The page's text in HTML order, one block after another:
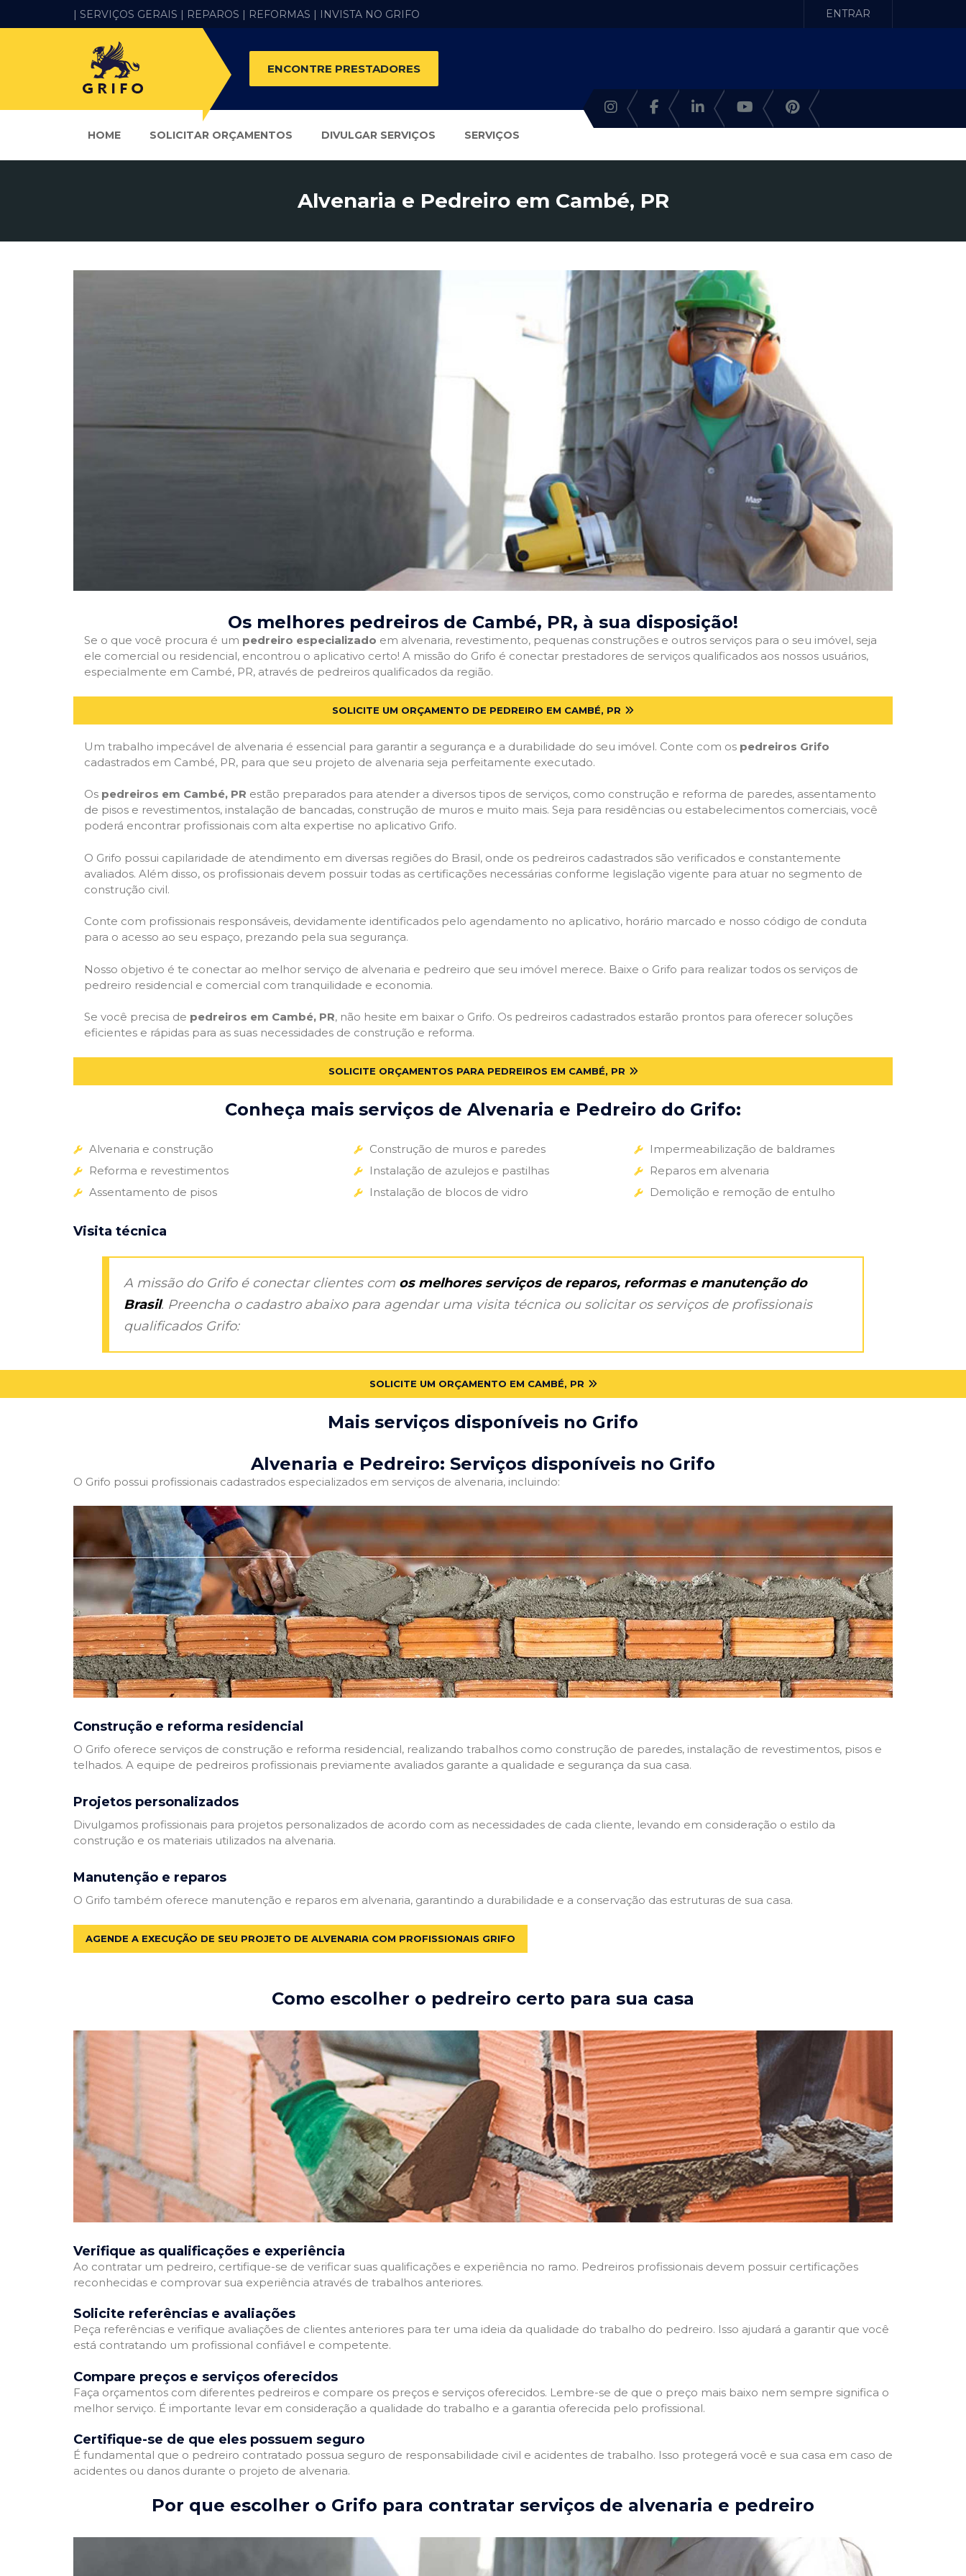
| SERVIÇOS GERAIS | REPAROS | REFORMAS | INVISTA NO GRIFO ENTRAR
ENCONTRE PRESTADORES
HOME SOLICITAR ORÇAMENTOS DIVULGAR SERVIÇOS SERVIÇOS
Alvenaria e Pedreiro em Cambé, PR
Os melhores pedreiros de Cambé, PR, à sua disposição!
Se o que você procura é um pedreiro especializado em alvenaria, revestimento, pequenas construções e outros serviços para o seu imóvel, seja
ele comercial ou residencial, encontrou o aplicativo certo! A missão do Grifo é conectar prestadores de serviços qualificados aos nossos usuários,
especialmente em Cambé, PR, através de pedreiros qualificados da região.
SOLICITE UM ORÇAMENTO DE PEDREIRO EM CAMBÉ, PR
Um trabalho impecável de alvenaria é essencial para garantir a segurança e a durabilidade do seu imóvel. Conte com os pedreiros Grifo
cadastrados em Cambé, PR, para que seu projeto de alvenaria seja perfeitamente executado.
Os pedreiros em Cambé, PR estão preparados para atender a diversos tipos de serviços, como construção e reforma de paredes, assentamento
de pisos e revestimentos, instalação de bancadas, construção de muros e muito mais. Seja para residências ou estabelecimentos comerciais, você
poderá encontrar profissionais com alta expertise no aplicativo Grifo.
O Grifo possui capilaridade de atendimento em diversas regiões do Brasil, onde os pedreiros cadastrados são verificados e constantemente
avaliados. Além disso, os profissionais devem possuir todas as certificações necessárias conforme legislação vigente para atuar no segmento de
construção civil.
Conte com profissionais responsáveis, devidamente identificados pelo agendamento no aplicativo, horário marcado e nosso código de conduta
para o acesso ao seu espaço, prezando pela sua segurança.
Nosso objetivo é te conectar ao melhor serviço de alvenaria e pedreiro que seu imóvel merece. Baixe o Grifo para realizar todos os serviços de
pedreiro residencial e comercial com tranquilidade e economia.
Se você precisa de pedreiros em Cambé, PR, não hesite em baixar o Grifo. Os pedreiros cadastrados estarão prontos para oferecer soluções
eficientes e rápidas para as suas necessidades de construção e reforma.
SOLICITE ORÇAMENTOS PARA PEDREIROS EM CAMBÉ, PR
Conheça mais serviços de Alvenaria e Pedreiro do Grifo:
Alvenaria e construção
Reforma e revestimentos
Assentamento de pisos
Construção de muros e paredes
Instalação de azulejos e pastilhas
Instalação de blocos de vidro
Impermeabilização de baldrames
Reparos em alvenaria
Demolição e remoção de entulho
Visita técnica
A missão do Grifo é conectar clientes com os melhores serviços de reparos, reformas e manutenção do
Brasil. Preencha o cadastro abaixo para agendar uma visita técnica ou solicitar os serviços de profissionais
qualificados Grifo:
SOLICITE UM ORÇAMENTO EM CAMBÉ, PR
Mais serviços disponíveis no Grifo
Alvenaria e Pedreiro: Serviços disponíveis no Grifo
O Grifo possui profissionais cadastrados especializados em serviços de alvenaria, incluindo:
Construção e reforma residencial
O Grifo oferece serviços de construção e reforma residencial, realizando trabalhos como construção de paredes, instalação de revestimentos, pisos e
telhados. A equipe de pedreiros profissionais previamente avaliados garante a qualidade e segurança da sua casa.
Projetos personalizados
Divulgamos profissionais para projetos personalizados de acordo com as necessidades de cada cliente, levando em consideração o estilo da
construção e os materiais utilizados na alvenaria.
Manutenção e reparos
O Grifo também oferece manutenção e reparos em alvenaria, garantindo a durabilidade e a conservação das estruturas de sua casa.
AGENDE A EXECUÇÃO DE SEU PROJETO DE ALVENARIA COM PROFISSIONAIS GRIFO
Como escolher o pedreiro certo para sua casa
Verifique as qualificações e experiência
Ao contratar um pedreiro, certifique-se de verificar suas qualificações e experiência no ramo. Pedreiros profissionais devem possuir certificações
reconhecidas e comprovar sua experiência através de trabalhos anteriores.
Solicite referências e avaliações
Peça referências e verifique avaliações de clientes anteriores para ter uma ideia da qualidade do trabalho do pedreiro. Isso ajudará a garantir que você
está contratando um profissional confiável e competente.
Compare preços e serviços oferecidos
Faça orçamentos com diferentes pedreiros e compare os preços e serviços oferecidos. Lembre-se de que o preço mais baixo nem sempre significa o
melhor serviço. É importante levar em consideração a qualidade do trabalho e a garantia oferecida pelo profissional.
Certifique-se de que eles possuem seguro
É fundamental que o pedreiro contratado possua seguro de responsabilidade civil e acidentes de trabalho. Isso protegerá você e sua casa em caso de
acidentes ou danos durante o projeto de alvenaria.
Por que escolher o Grifo para contratar serviços de alvenaria e pedreiro